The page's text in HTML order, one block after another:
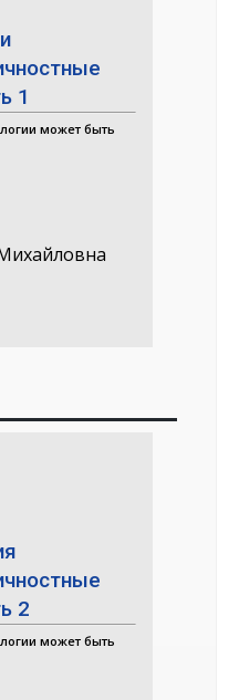
1
может быть
2
может быть